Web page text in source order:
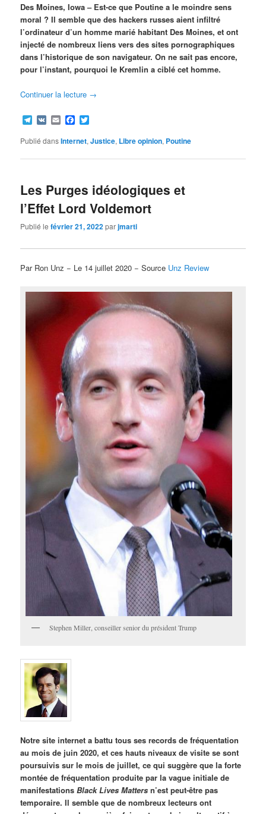
Des Moines, Iowa – Est-ce que Poutine a le moindre sens
moral ? Il semble que des hackers russes aient infiltré
l’ordinateur d’un homme marié habitant Des Moines, et ont
injecté de nombreux liens vers des sites pornographiques
dans l’historique de son navigateur. On ne sait pas encore,
pour l’instant, pourquoi le Kremlin a ciblé cet homme.
Continuer la lecture →
Telegram
VK EmailFacebook
Publié dansInternet,Justice, Libre opinion, Poutine
Les Purges idéologiques et
l’Effet Lord Voldemort
Publié lefévrier 21, 2022parjmarti
Par Ron Unz − Le 14 juillet 2020 − Source Unz Review
Stephen Miller, conseiller senior du président Trump
Notre site internet a battu tous ses records de fréquentation
au mois de juin 2020, et ces hauts niveaux de visite se sont
poursuivis sur le mois de juillet, ce qui suggère que la forte
montée de fréquentation produite par la vague initiale de
manifestationsBlack Lives Matters n’est peut-être pas
temporaire. Il semble que de nombreux lecteurs ont